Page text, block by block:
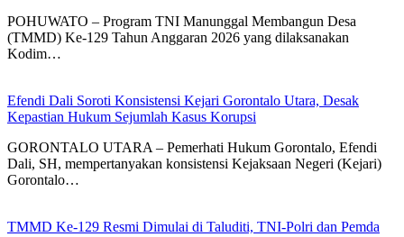
POHUWATO – Program TNI Manunggal Membangun Desa
(TMMD) Ke-129 Tahun Anggaran 2026 yang dilaksanakan
Kodim…
Efendi Dali Soroti Konsistensi Kejari Gorontalo Utara, Desak
Kepastian Hukum Sejumlah Kasus Korupsi
GORONTALO UTARA – Pemerhati Hukum Gorontalo, Efendi
Dali, SH, mempertanyakan konsistensi Kejaksaan Negeri (Kejari)
Gorontalo…
TMMD Ke-129 Resmi Dimulai di Taluditi, TNI-Polri dan Pemda